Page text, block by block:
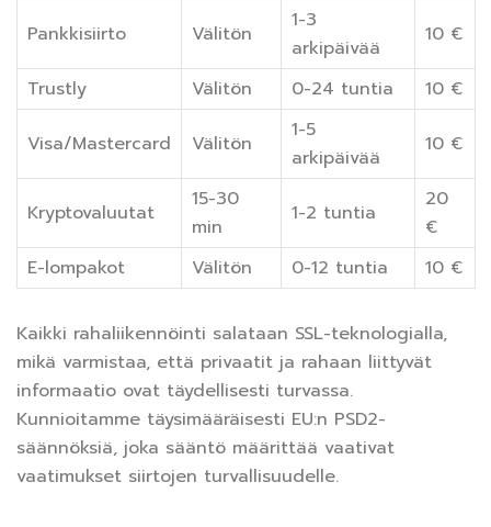
Pankkisiirto
Välitön
1-3
arkipäivää
10 €
Trustly Välitön 0-24 tuntia 10 €
Visa/Mastercard Välitön
1-5
arkipäivää
10 €
Kryptovaluutat
15-30
min
1-2 tuntia
20
€
E-lompakot
Välitön 0-12 tuntia 10 €
Kaikki rahaliikennöinti salataan SSL-teknologialla,
mikä varmistaa, että privaatit ja rahaan liittyvät
informaatio ovat täydellisesti turvassa.
Kunnioitamme täysimääräisesti EU:n PSD2-
säännöksiä, joka sääntö määrittää vaativat
vaatimukset siirtojen turvallisuudelle.